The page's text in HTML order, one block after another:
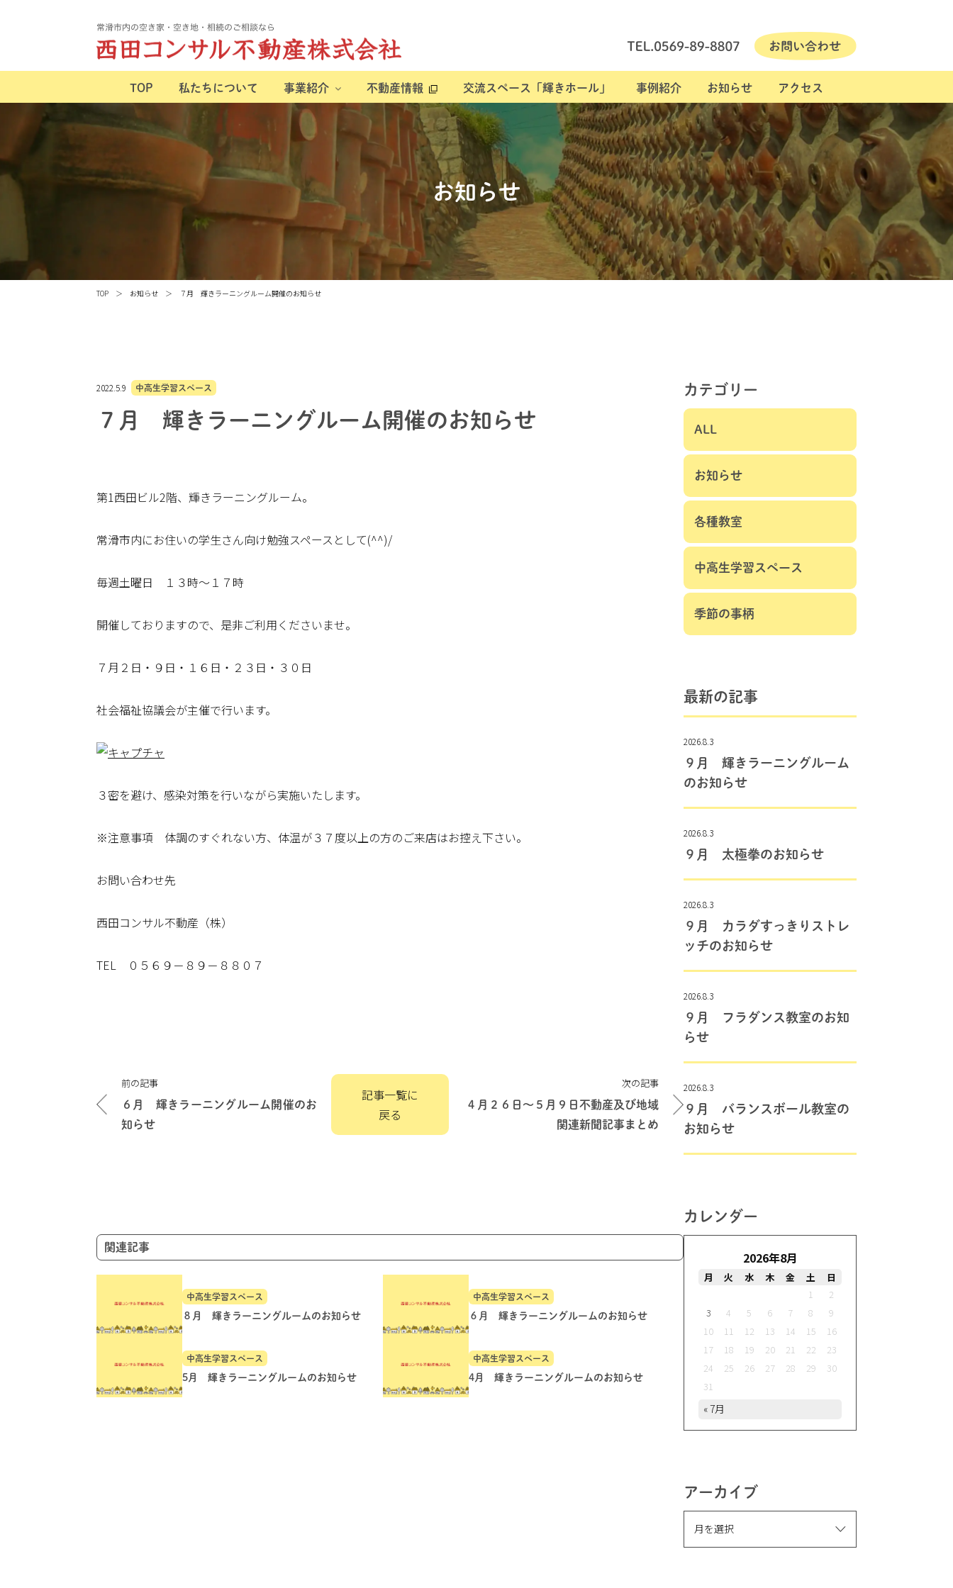
TOP 私たちについて 事業紹介 不動産情報 交流スペース「輝きホール」 事例紹介 お知らせ アクセス
お知らせ
TOP お知らせ ７月 輝きラーニングルーム開催のお知らせ
2022.5.9 中高生学習スペース
７月 輝きラーニングルーム開催のお知らせ
第1西田ビル2階、輝きラーニングルーム。
常滑市内にお住いの学生さん向け勉強スペースとして(^^)/
毎週土曜日 １３時～１７時
開催しておりますので、是非ご利用くださいませ。
７月２日・９日・１６日・２３日・３０日
社会福祉協議会が主催で行います。
３密を避け、感染対策を行いながら実施いたします。
※注意事項 体調のすぐれない方、体温が３７度以上の方のご来店はお控え下さい。
お問い合わせ先
西田コンサル不動産（株）
TEL ０５６９－８９－８８０７
稿
ナ
前の記事
６月 輝きラーニングルーム開催のお
知らせ
記事一覧に
戻る
次の記事
４月２６日～５月９日不動産及び地域
関連新聞記事まとめ
関連記事
中高生学習スペース
８月 輝きラーニングルームのお知らせ
中高生学習スペース
６月 輝きラーニングルームのお知らせ
中高生学習スペース
5月 輝きラーニングルームのお知らせ
中高生学習スペース
4月 輝きラーニングルームのお知らせ
カテゴリー
ALL
お知らせ
各種教室
中高生学習スペース
季節の事柄
最新の記事
2026.8.3
９月 輝きラーニングルーム
のお知らせ
2026.8.3
９月 太極拳のお知らせ
2026.8.3
９月 カラダすっきりストレ
ッチのお知らせ
2026.8.3
９月 フラダンス教室のお知
らせ
2026.8.3
９月 バランスボール教室の
お知らせ
カレンダー
2026年8月
月 火 水 木 金 土
日
1
2
3
4 5 6 7 8
9
10
11 12 13 14 15
16
17
18 19 20 21 22
23
24
25 26 27 28 29
30
31
« 7月
アーカイブ